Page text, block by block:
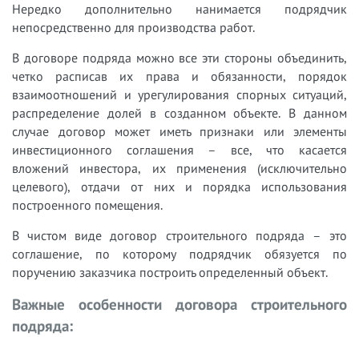
Нередко дополнительно нанимается подрядчик
непосредственно для производства работ.
В договоре подряда можно все эти стороны объединить,
четко расписав их права и обязанности, порядок
взаимоотношений и урегулирования спорных ситуаций,
распределение долей в созданном объекте. В данном
случае договор может иметь признаки или элементы
инвестиционного соглашения – все, что касается
вложений инвестора, их применения (исключительно
целевого), отдачи от них и порядка использования
построенного помещения.
В чистом виде договор строительного подряда – это
соглашение, по которому подрядчик обязуется по
поручению заказчика построить определенный объект.
Важные особенности договора строительного
подряда: